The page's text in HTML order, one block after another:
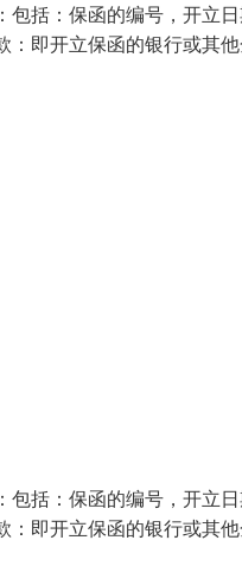
括：保函的编号，开立
即开立保函的银行或其
括：保函的编号，开立
即开立保函的银行或其